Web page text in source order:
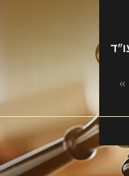
»